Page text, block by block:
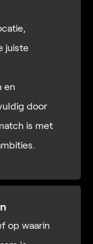
juiste
en
door
is met
op waarin